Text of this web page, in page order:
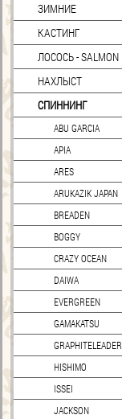
ЗИМНИЕ
КАСТИНГ
ЛОСОСЬ - SALMON
НАХЛЫСТ
СПИННИНГ
ABU GARCIA
APIA
ARES
ARUKAZIK JAPAN
BREADEN
BOGGY
CRAZY OCEAN
DAIWA
EVERGREEN
GAMAKATSU
GRAPHITELEADER
HISHIMO
ISSEI
JACKSON